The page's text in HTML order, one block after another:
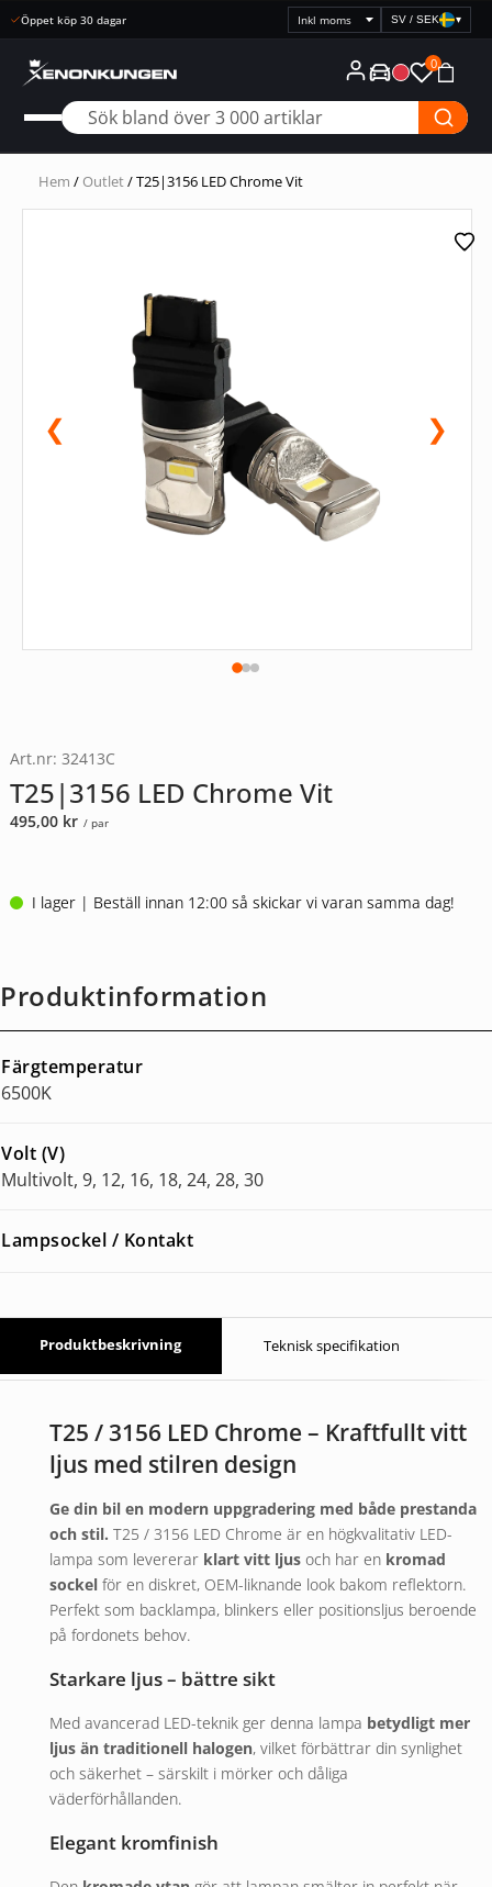
Snabb leverans
Välj
prisvisning
SV / SEK ▾
0
Hem / Outlet/ T25|3156 LED Chrome Vit
❮ ❯
Art.nr: 32413C
T25|3156 LED Chrome Vit
495,00 kr / par
I lager | Beställ innan 12:00 så skickar vi varan samma dag!
Produktinformation
Färgtemperatur
6500K
Volt (V)
Multivolt, 9, 12, 16, 18, 24, 28, 30
Lampsockel / Kontakt
Produktbeskrivning Teknisk specifikation
T25 / 3156 LED Chrome – Kraftfullt vitt
ljus med stilren design
Ge din bil en modern uppgradering med både prestanda
och stil. T25 / 3156 LED Chrome är en högkvalitativ LED-
lampa som levererar klart vitt ljusoch har en kromad
sockelför en diskret, OEM-liknande look bakom reflektorn.
Perfekt som backlampa, blinkers eller positionsljus beroende
på fordonets behov.
Starkare ljus – bättre sikt
Med avancerad LED-teknik ger denna lampa betydligt mer
ljus än traditionell halogen, vilket förbättrar din synlighet
och säkerhet – särskilt i mörker och dåliga
väderförhållanden.
Elegant kromfinish